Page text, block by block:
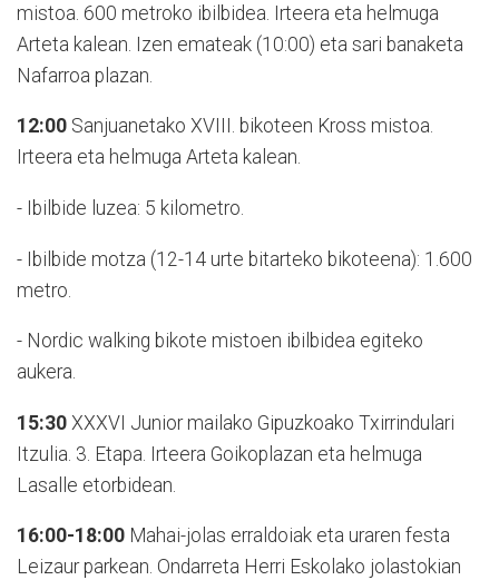
mistoa. 600 metroko ibilbidea. Irteera eta helmuga
Arteta kalean. Izen emateak (10:00) eta sari banaketa
Nafarroa plazan.
12:00 Sanjuanetako XVIII. bikoteen Kross mistoa.
Irteera eta helmuga Arteta kalean.
- Ibilbide luzea: 5 kilometro.
- Ibilbide motza (12-14 urte bitarteko bikoteena): 1.600
metro.
- Nordic walking bikote mistoen ibilbidea egiteko
aukera.
15:30 XXXVI Junior mailako Gipuzkoako Txirrindulari
Itzulia. 3. Etapa. Irteera Goikoplazan eta helmuga
Lasalle etorbidean.
16:00-18:00 Mahai-jolas erraldoiak eta uraren festa
Leizaur parkean. Ondarreta Herri Eskolako jolastokian